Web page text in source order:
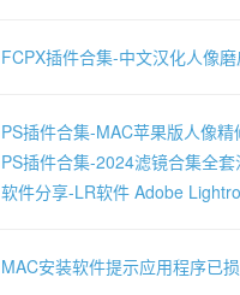
FCPX插件合集-中文汉化人像
PS插件合集-MAC苹果版人像
PS插件合集-2024滤镜合集全
软件分享-LR软件 Adobe
MAC安装软件提示应用程序已